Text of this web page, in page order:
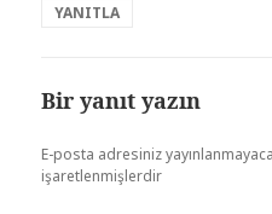
YANITLA
Bir yanıt yazın
E-posta adresiniz
işaretlenmişlerdir